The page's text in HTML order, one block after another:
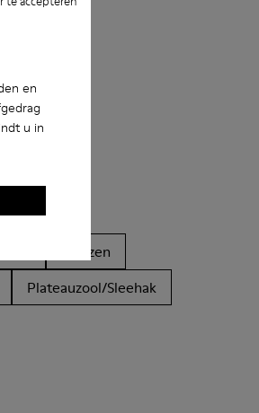
en
u in
Laarzen
Plateauzool/Sleehak